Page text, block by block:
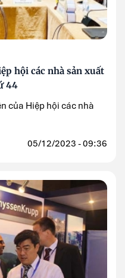
hội các nhà sản xuất
44
của Hiệp hội các nhà
05/12/2023 - 09:36